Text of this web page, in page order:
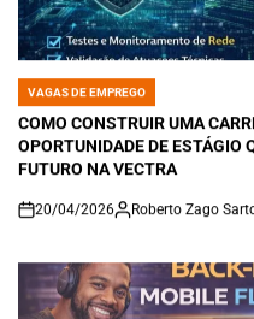
POSTED
IN
VAGAS DE EMPREGO
COMO CONSTRUIR UMA
OPORTUNIDADE DE ESTÁGIO
FUTURO NA VECTRA
on
20/04/2026 Roberto Zago